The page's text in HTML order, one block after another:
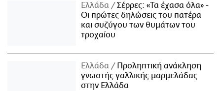
Ελλάδα
Σέρρες: «Τα έχασα όλα» -
Οι πρώτες δηλώσεις του πατέρα
και συζύγου των θυμάτων του
τροχαίου
Ελλάδα
Προληπτική ανάκληση
γνωστής γαλλικής μαρμελάδας
στην Ελλάδα